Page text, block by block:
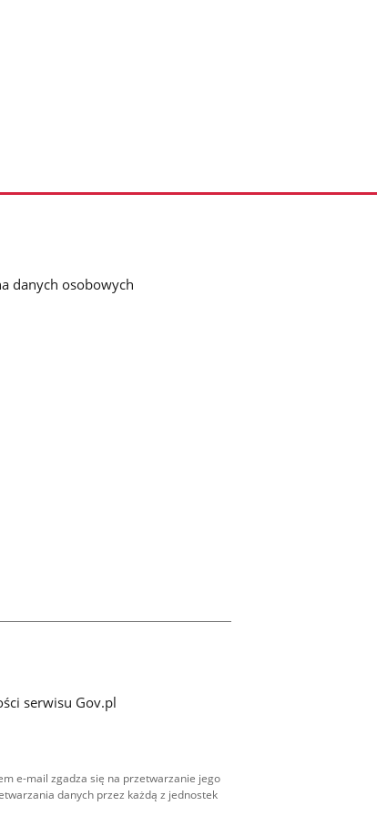
danych osobowych
serwisu Gov.pl
e-mail zgadza się na przetwarzanie jego
danych przez każdą z jednostek